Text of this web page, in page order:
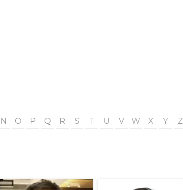
N O P Q R S T U V W X Y Z